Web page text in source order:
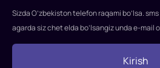
Artur
Flek
kasal
Sizda O’zbekiston telefon raqami bo’lsa.
agarda siz chet elda bo’lsangiz unda e-mail
Kirish